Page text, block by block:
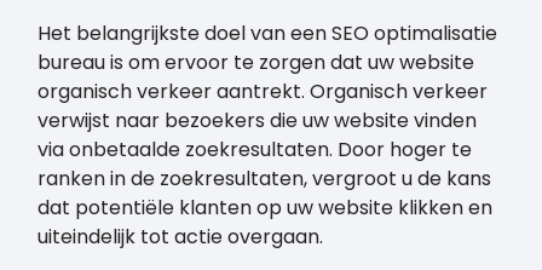
Het belangrijkste doel van een SEO optimalisatie
bureau is om ervoor te zorgen dat uw website
organisch verkeer aantrekt. Organisch verkeer
verwijst naar bezoekers die uw website vinden
via onbetaalde zoekresultaten. Door hoger te
ranken in de zoekresultaten, vergroot u de kans
dat potentiële klanten op uw website klikken en
uiteindelijk tot actie overgaan.